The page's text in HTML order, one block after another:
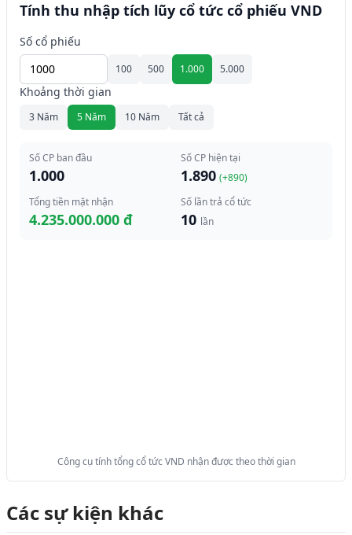
Tính thu nhập tích lũy cổ tức cổ phiếu VND
Số cổ phiếu
100 500 1.000 5.000
Khoảng thời gian
3 Năm 5 Năm 10 Năm Tất cả
Số CP ban đầu
1.000
Số CP hiện tại
1.890 (+890)
Tổng tiền mặt nhận
4.235.000.000 đ
Số lần trả cổ tức
10 lần
Công cụ tính tổng cổ tức VND nhận được theo thời gian
Các sự kiện khác